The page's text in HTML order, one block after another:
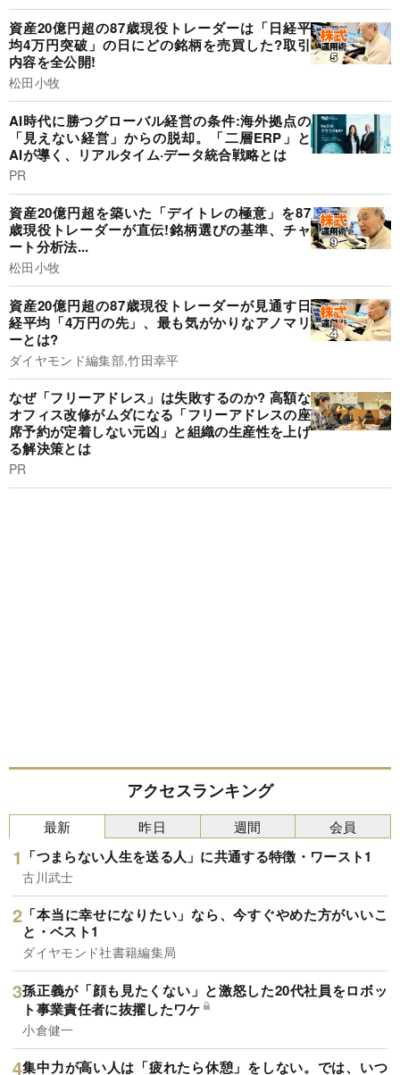
資産20億円超の87歳現役トレーダーは「日経平
均4万円突破」の日にどの銘柄を売買した?取引
内容を全公開!
松田小牧
AI時代に勝つグローバル経営の条件:海外拠点の
「見えない経営」からの脱却。「二層ERP」と
AIが導く、リアルタイム·データ統合戦略とは
PR
資産20億円超を築いた「デイトレの極意」を87
歳現役トレーダーが直伝!銘柄選びの基準、チャ
ート分析法...
松田小牧
資産20億円超の87歳現役トレーダーが見通す日
経平均「4万円の先」、最も気がかりなアノマリ
ーとは?
ダイヤモンド編集部,竹田幸平
なぜ「フリーアドレス」は失敗するのか? 高額な
オフィス改修がムダになる「フリーアドレスの座
席予約が定着しない元凶」と組織の生産性を上げ
る解決策とは
PR
アクセスランキング
最新
「つまらない人生を送る人」に共通する特徴・ワースト1
古川武士
「本当に幸せになりたい」なら、今すぐやめた方がいいこ
と・ベスト1
ダイヤモンド社書籍編集局
孫正義が「顔も見たくない」と激怒した20代社員をロボッ
ト事業責任者に抜擢したワケ
小倉健一
集中力が高い人は「疲れたら休憩」をしない。では、いつ
昨日 週間 会員